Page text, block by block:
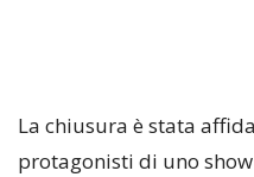
La chiusura è stata
protagonisti di uno